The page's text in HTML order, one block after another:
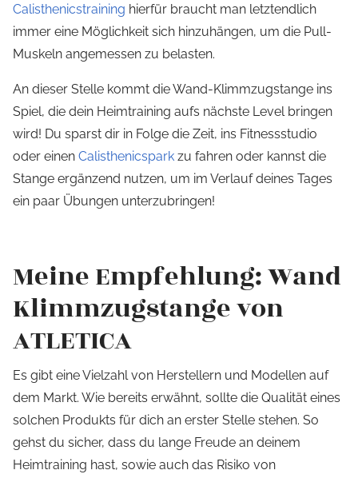
Calisthenicstraining hierfür braucht man letztendlich
immer eine Möglichkeit sich hinzuhängen, um die Pull-
Muskeln angemessen zu belasten.
An dieser Stelle kommt die Wand-Klimmzugstange ins
Spiel, die dein Heimtraining aufs nächste Level bringen
wird! Du sparst dir in Folge die Zeit, ins Fitnessstudio
oder einen Calisthenicspark zu fahren oder kannst die
Stange ergänzend nutzen, um im Verlauf deines Tages
ein paar Übungen unterzubringen!
Meine Empfehlung: Wand
Klimmzugstange von
ATLETICA
Es gibt eine Vielzahl von Herstellern und Modellen auf
dem Markt. Wie bereits erwähnt, sollte die Qualität eines
solchen Produkts für dich an erster Stelle stehen. So
gehst du sicher, dass du lange Freude an deinem
Heimtraining hast, sowie auch das Risiko von